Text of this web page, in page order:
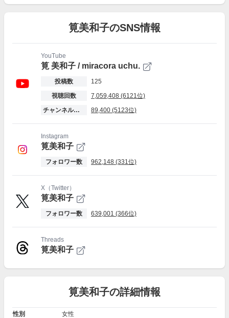
筧美和子のSNS情報
YouTube
筧 美和子 / miracora uchu.
投稿数
125
視聴回数
7,059,408 (6121位)
チャンネル登録者数
89,400 (5123位)
Instagram
筧美和子
フォロワー数 962,148 (331位)
X（Twitter）
筧美和子
フォロワー数 639,001 (366位)
Threads
筧美和子
筧美和子の詳細情報
性別
女性